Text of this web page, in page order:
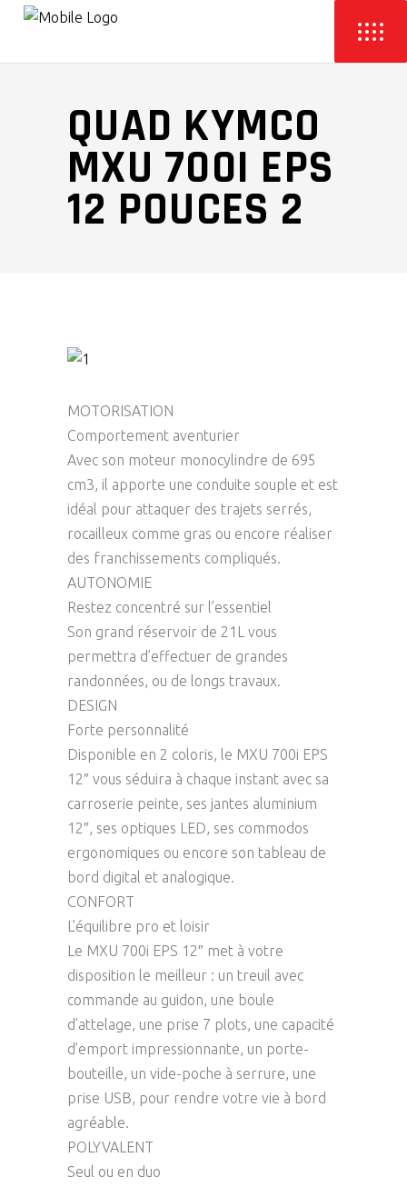
QUAD KYMCO
MXU 700I EPS
12 POUCES 2
MOTORISATION
Comportement aventurier
Avec son moteur monocylindre de 695
cm3, il apporte une conduite souple et est
idéal pour attaquer des trajets serrés,
rocailleux comme gras ou encore réaliser
des franchissements compliqués.
AUTONOMIE
Restez concentré sur l’essentiel
Son grand réservoir de 21L vous
permettra d’effectuer de grandes
randonnées, ou de longs travaux.
DESIGN
Forte personnalité
Disponible en 2 coloris, le MXU 700i EPS
12″ vous séduira à chaque instant avec sa
carroserie peinte, ses jantes aluminium
12″, ses optiques LED, ses commodos
ergonomiques ou encore son tableau de
bord digital et analogique.
CONFORT
L’équilibre pro et loisir
Le MXU 700i EPS 12″ met à votre
disposition le meilleur : un treuil avec
commande au guidon, une boule
d’attelage, une prise 7 plots, une capacité
d’emport impressionnante, un porte-
bouteille, un vide-poche à serrure, une
prise USB, pour rendre votre vie à bord
agréable.
POLYVALENT
Seul ou en duo